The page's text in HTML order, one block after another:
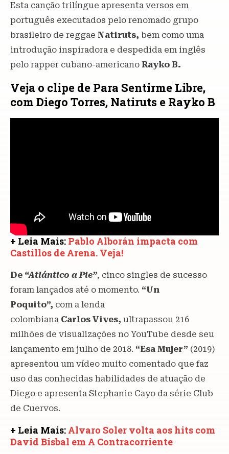
Esta canção trilíngue apresenta versos em
português executados pelo renomado grupo
brasileiro de reggae Natiruts, bem como uma
introdução inspiradora e despedida em inglês
pelo rapper cubano-americano Rayko B.
Veja o clipe de Para Sentirme Libre,
com Diego Torres, Natiruts e Rayko B
+ Leia Mais: Pablo Alborán impacta com
Castillos de Arena. Veja!
De “Atlántico a Pie”, cinco singles de sucesso
foram lançados até o momento. “Un
Poquito”, com a lenda
colombiana Carlos Vives, ultrapassou 216
milhões de visualizações no YouTube desde seu
lançamento em julho de 2018. “Esa Mujer” (2019)
apresentou um vídeo muito comentado que faz
uso das conhecidas habilidades de atuação de
Diego e apresenta Stephanie Cayo da série Club
de Cuervos.
+ Leia Mais: Alvaro Soler volta aos hits com
David Bisbal em A Contracorriente